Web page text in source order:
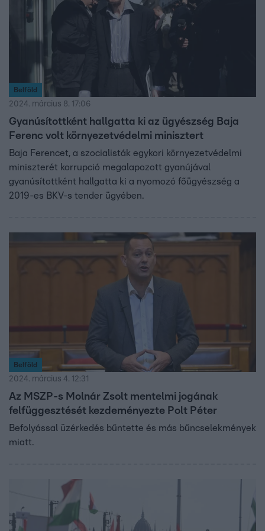
Belföld
2024. március 8. 17:06
Gyanúsítottként hallgatta ki az ügyészség Baja
Ferenc volt környezetvédelmi minisztert
Baja Ferencet, a szocialisták egykori környezetvédelmi
miniszterét korrupció megalapozott gyanújával
gyanúsítottként hallgatta ki a nyomozó főügyészség a
2019-es BKV-s tender ügyében.
Belföld
2024. március 4. 12:31
Az MSZP-s Molnár Zsolt mentelmi jogának
felfüggesztését kezdeményezte Polt Péter
Befolyással üzérkedés bűntette és más bűncselekmények
miatt.